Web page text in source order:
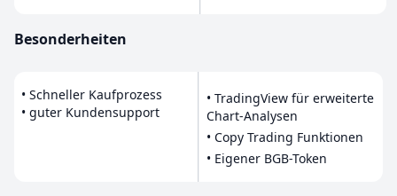
Besonderheiten
• Schneller Kaufprozess
• guter Kundensupport
• TradingView für erweiterte
Chart-Analysen
• Copy Trading Funktionen
• Eigener BGB-Token